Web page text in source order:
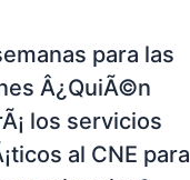
para las
Â¿QuiÃ©n
los servicios
al CNE para